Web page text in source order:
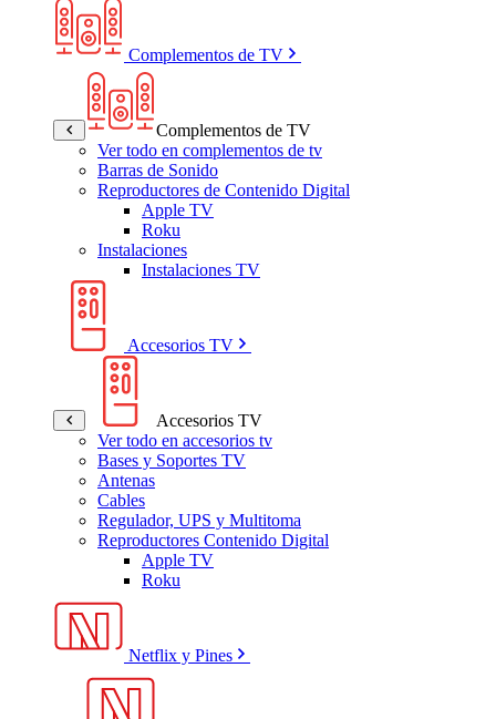
Complementos de TV
Complementos de TV
Ver todo en complementos de tv
Barras de Sonido
Reproductores de Contenido Digital
Apple TV
Roku
Instalaciones
Instalaciones TV
Accesorios TV
Accesorios TV
Ver todo en accesorios tv
Bases y Soportes TV
Antenas
Cables
Regulador, UPS y Multitoma
Reproductores Contenido Digital
Apple TV
Roku
Netflix y Pines